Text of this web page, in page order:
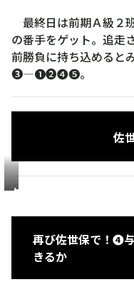
最終日は前期Ａ級２
の番手をゲット。追走
前勝負に持ち込めると
❸―❶❷❹❺。
佐
与
再び佐世保で！❹
きるか